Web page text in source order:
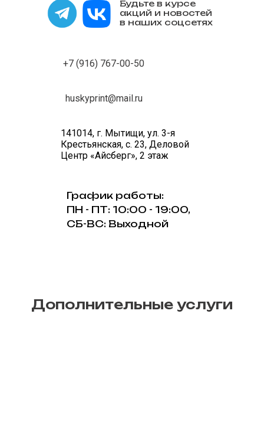
Будьте в курсе
акций и новостей
в наших соцсетях
+7 (916) 767-00-50
huskyprint@mail.ru
141014, г. Мытищи, ул. 3-я
Крестьянская, с. 23, Деловой
Центр «Айсберг», 2 этаж
График работы:
ПН - ПТ: 10:00 - 19:00,
СБ-ВС: Выходной
Дополнительные услуги